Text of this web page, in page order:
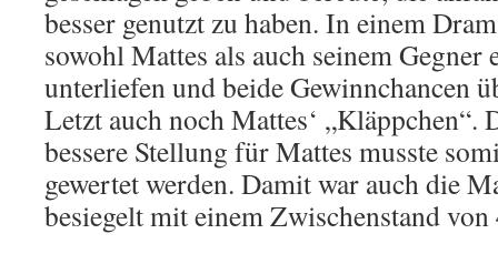
besser genutzt zu haben. In einem
sowohl Mattes als auch seinem Gegner
unterliefen und beide Gewinnchancen
Letzt auch noch Mattes‘ „Kläppchen“.
bessere Stellung für Mattes musste
gewertet werden. Damit war auch die
besiegelt mit einem Zwischenstand